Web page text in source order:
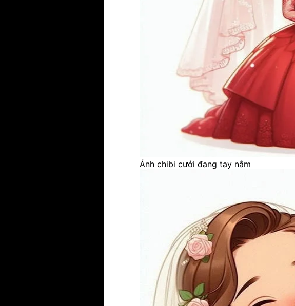
Ảnh chibi cưới đang tay nắm